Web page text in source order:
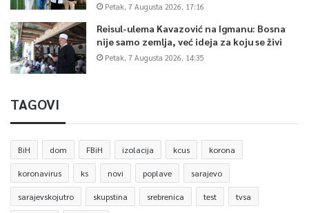
Petak, 7 Augusta 2026, 17:16
Reisul-ulema Kavazović na Igmanu: Bosna
nije samo zemlja, već ideja za koju se živi
Petak, 7 Augusta 2026, 14:35
TAGOVI
BiH dom FBiH izolacija kcus korona
koronavirus ks novi poplave sarajevo
sarajevskojutro skupstina srebrenica test tvsa